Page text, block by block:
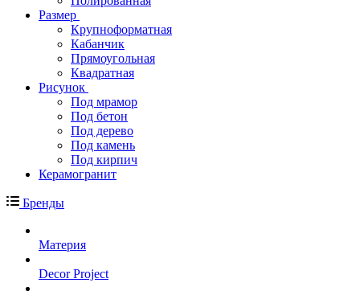
Размер
Крупноформатная
Кабанчик
Прямоугольная
Квадратная
Рисунок
Под мрамор
Под бетон
Под дерево
Под камень
Под кирпич
Керамогранит
Бренды
Материя
Decor Project